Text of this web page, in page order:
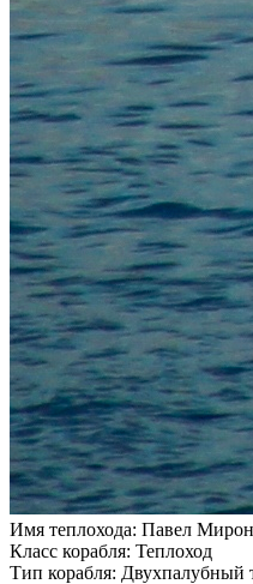
Имя теплохода: Павел
Класс корабля: Теплоход
Тип корабля: Двухпалубный